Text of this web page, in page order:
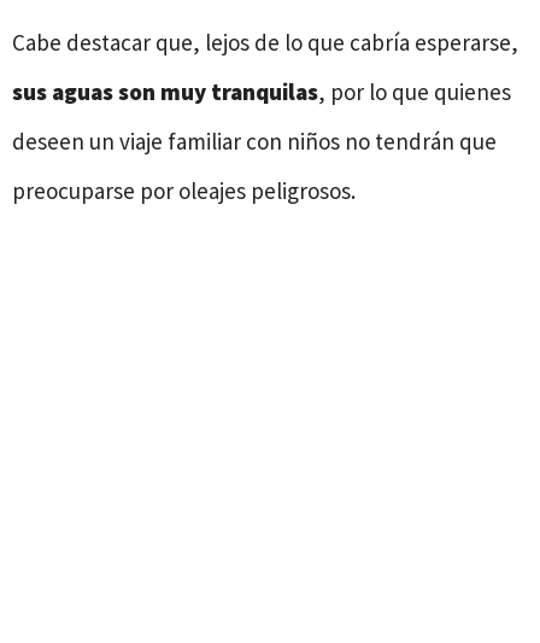
Cabe destacar que, lejos de lo que cabría esperarse,
sus aguas son muy tranquilas, por lo que quienes
deseen un viaje familiar con niños no tendrán que
preocuparse por oleajes peligrosos.